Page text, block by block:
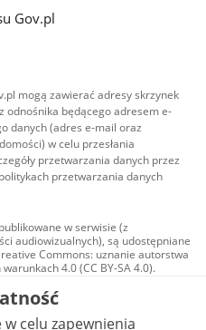
Gov.pl
mogą zawierać adresy skrzynek
odnośnika będącego adresem e-
danych (adres e-mail oraz
w celu przesłania
przetwarzania danych przez
przetwarzania danych
w serwisie (z
audiowizualnych), są udostępniane
Commons: uznanie autorstwa
4.0 (CC BY-SA 4.0).
w tym zdjęcia, materiały
na licencji typu
uznanie autorstwa użycie
utworów zależnych 4.0 (CC BY-
celu zapewnienia